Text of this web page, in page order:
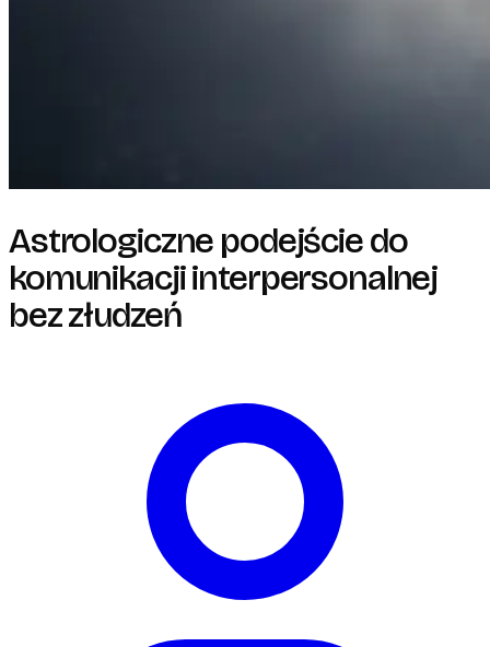
Astrologiczne podejście do
komunikacji interpersonalnej
bez złudzeń